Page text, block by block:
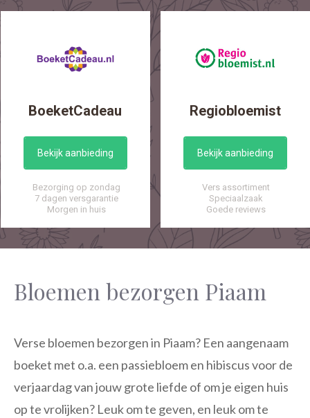
BoeketCadeau
Bekijk aanbieding
Bezorging op zondag
7 dagen versgarantie
Morgen in huis
Regiobloemist
Bekijk aanbieding
Vers assortiment
Speciaalzaak
Goede reviews
Bloemen bezorgen Piaam
Verse bloemen bezorgen in Piaam? Een aangenaam
boeket met o.a. een passiebloem en hibiscus voor de
verjaardag van jouw grote liefde of om je eigen huis
op te vrolijken? Leuk om te geven, en leuk om te